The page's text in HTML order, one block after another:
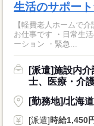
生活のサポー
【軽費老人ホームで
お仕事です ・日常生
ーション ・緊急...
[派遣]施設内
士、医療・介
[勤務地]/北海
[派遣]時給1,450